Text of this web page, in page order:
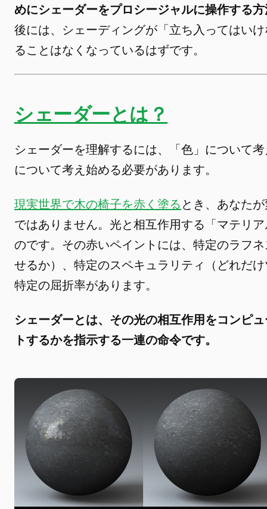
めにシェーダーをプロシージャルに操作する
後には、シェーディングが「立ち入ってはい
ることはなくなっているはずです。
シェーダーとは？
シェーダーを理解するには、「色」について
について考え始める必要があります。
現実世界で木の椅子を赤く塗るとき、あなた
ではありません。光と相互作用する「マテリ
のです。その赤いペイントには、特定のラフ
せるか）、特定のスペキュラリティ（どれだ
特定の屈折率があります。
シェーダーとは、その光の相互作用をコンピ
トするかを指示する一連の命令です。